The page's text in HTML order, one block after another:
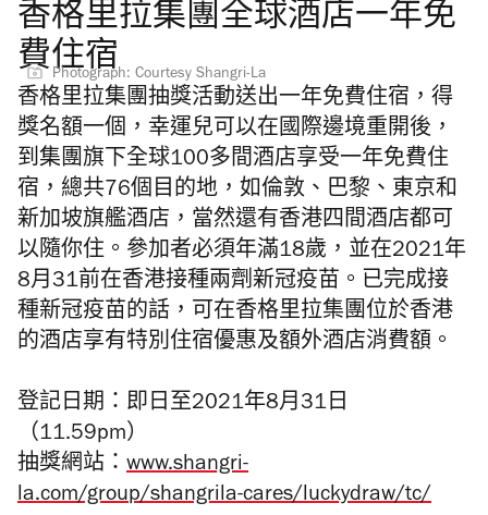
香格里拉集團全球酒店一年免
費住宿
Photograph: Courtesy Shangri-La
香格里拉集團抽獎活動送出一年免費住宿，得
獎名額一個，幸運兒可以在國際邊境重開後，
到集團旗下全球100多間酒店享受一年免費住
宿，總共76個目的地，如倫敦、巴黎、東京和
新加坡旗艦酒店，當然還有香港四間酒店都可
以隨你住。參加者必須年滿18歲，並在2021年
8月31前在香港接種兩劑新冠疫苗。 已完成接
種新冠疫苗的話，可在香格里拉集團位於香港
的酒店享有特別住宿優惠及額外酒店消費額。
登記日期：即日至2021年8月31日
（11.59pm）
抽獎網站： www.shangri-
la.com/group/shangrila-cares/luckydraw/tc/